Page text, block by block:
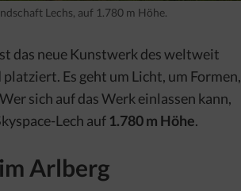
Lechs, auf 1.780 m Höhe.
das neue Kunstwerk des weltweit
platziert. Es geht um Licht, um Formen,
sich auf das Werk einlassen kann,
Lech auf 1.780 m Höhe.
Arlberg